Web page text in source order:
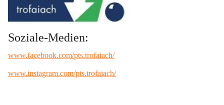
Soziale-Medien:
www.facebook.com/pts.trofaiach/
www.instagram.com/pts.trofaiach/